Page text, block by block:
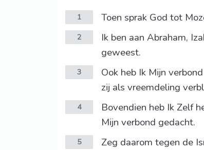
1 Toen sprak God tot
2
Ik ben aan Abraham,
geweest.
3
Ook heb Ik Mijn
zij als vreemdeling
4
Bovendien heb Ik Zelf
Mijn verbond gedacht.
5
Zeg daarom tegen de